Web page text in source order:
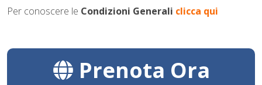
Per conoscere le Condizioni Generali clicca qui
Prenota Ora